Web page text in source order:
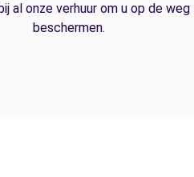
al onze verhuur om u op de
beschermen.